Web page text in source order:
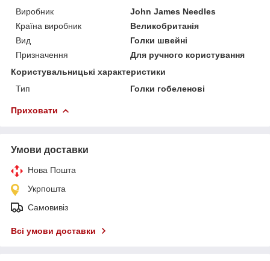
Виробник
John James Needles
Країна виробник
Великобританія
Вид
Голки швейні
Призначення
Для ручного користування
Користувальницькі характеристики
Тип
Голки гобеленові
Приховати
Умови доставки
Нова Пошта
Укрпошта
Самовивіз
Всі умови доставки